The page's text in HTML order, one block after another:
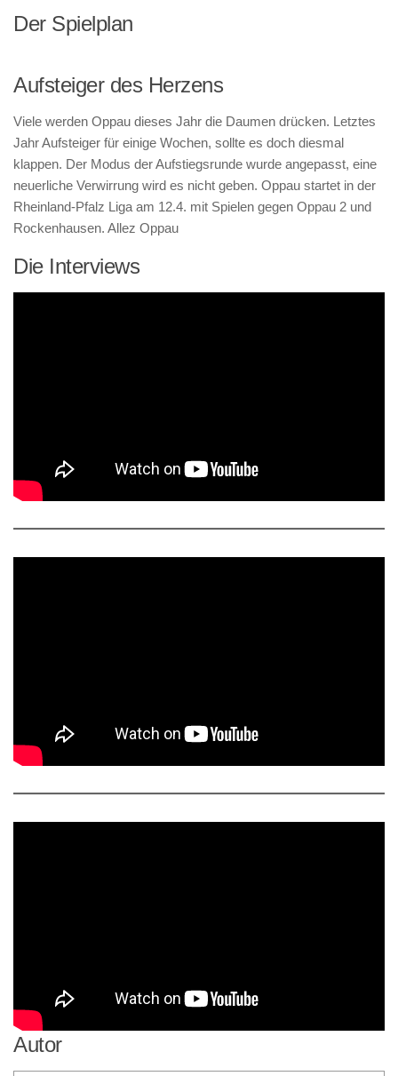
Der Spielplan
Aufsteiger des Herzens
Viele werden Oppau dieses Jahr die Daumen drücken. Letztes
Jahr Aufsteiger für einige Wochen, sollte es doch diesmal
klappen. Der Modus der Aufstiegsrunde wurde angepasst, eine
neuerliche Verwirrung wird es nicht geben. Oppau startet in der
Rheinland-Pfalz Liga am 12.4. mit Spielen gegen Oppau 2 und
Rockenhausen. Allez Oppau
Die Interviews
Autor